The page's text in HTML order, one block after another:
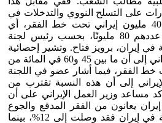
على التسلح النووي والتدخلات في
المنطقة، يعيش أكثر من 40 مليون إيراني تحت خط الفقر، أي
نصف عدد السكان البالغ عددهم 80 مليونًا، بحسب رئيس لجنة
في إيران، برويز فتاح. وتشير إحصائية
لمركز بحوث البرلمان الإيراني إلى أن ما بين 45 و60 في المائة من
خط الفقر، فيما أشار عضو في اللجنة
إلى أن هذه النسبة تقترب من
يؤكد مساعد وزير العمل الإيراني على أن
إيران يعانون من الفقر المدقع والجوع
المفرط». أما نسبة البطالة في إيران فقد وصلت إلى 12%، بينما